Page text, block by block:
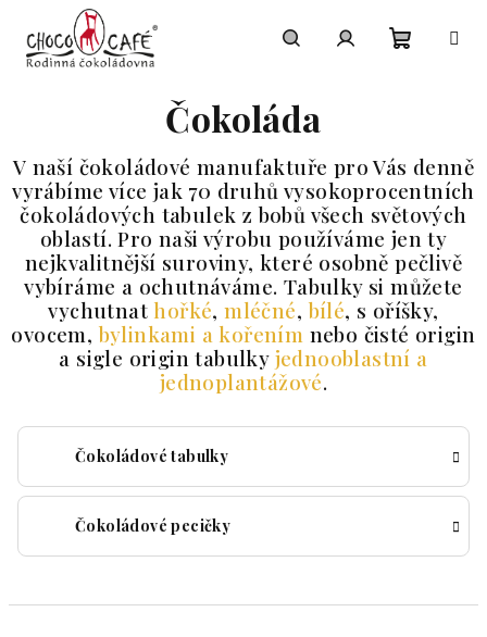
Přejít na obsah
Čokoláda
V naší čokoládové manufaktuře pro Vás denně
vyrábíme více jak 70 druhů vysokoprocentních
čokoládových tabulek z bobů všech světových
oblastí. Pro naši výrobu používáme jen ty
nejkvalitnější suroviny, které osobně pečlivě
vybíráme a ochutnáváme. Tabulky si můžete
vychutnathořké,mléčné,bílé, s oříšky,
ovocem,bylinkami a kořením nebo čisté origin
a sigle origin tabulky jednooblastní a
jednoplantážové.
Čokoládové tabulky
Čokoládové pecičky